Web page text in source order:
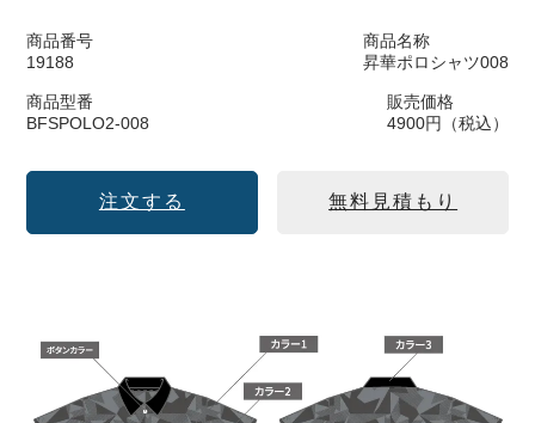
商品番号
19188
商品名称
昇華ポロシャツ008
商品型番
BFSPOLO2-008
販売価格
4900円（税込）
注文する 無料見積もり